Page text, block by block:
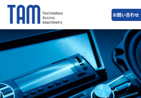
お問い合わせ